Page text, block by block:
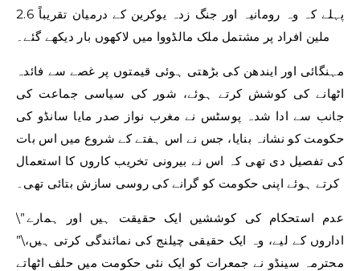
پہلے کہ وہ رومانیہ اور جنگ زدہ یوکرین کے درمیان تقریباً 2.6
ملین افراد پر مشتمل ملک مالڈووا میں لاکھوں بار دیکھے گئے۔
مہنگائی اور ایندھن کی بڑھتی ہوئی قیمتوں پر غصے سے فائدہ
اٹھانے کی کوشش کرتے ہوئے، شور کی سیاسی جماعت کی
جانب سے ادا شدہ پوسٹس نے مغرب نواز صدر مایا سانڈو کی
حکومت کو نشانہ بنایا، جس نے اس ہفتے کے شروع میں اس بات
کی تفصیل دی تھی کہ اس نے بیرونی تخریب کاروں کا استعمال
کرتے ہوئے اپنی حکومت کو گرانے کی روسی سازش بتائی تھی۔
\”عدم استحکام کی کوششیں ایک حقیقت ہیں اور ہمارے
اداروں کے لیے، وہ ایک حقیقی چیلنج کی نمائندگی کرتی ہیں،\”
محترمہ سینڈو نے جمعرات کو ایک نئی حکومت میں حلف اٹھاتے